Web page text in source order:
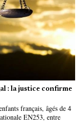
: la justice confirme
français, âgés de 4
EN253, entre